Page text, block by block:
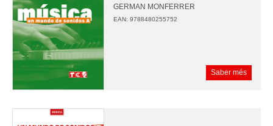
GERMAN MONFERRER
JUAN ANGEL PICAZO
EAN: 9788480255752
Saber més